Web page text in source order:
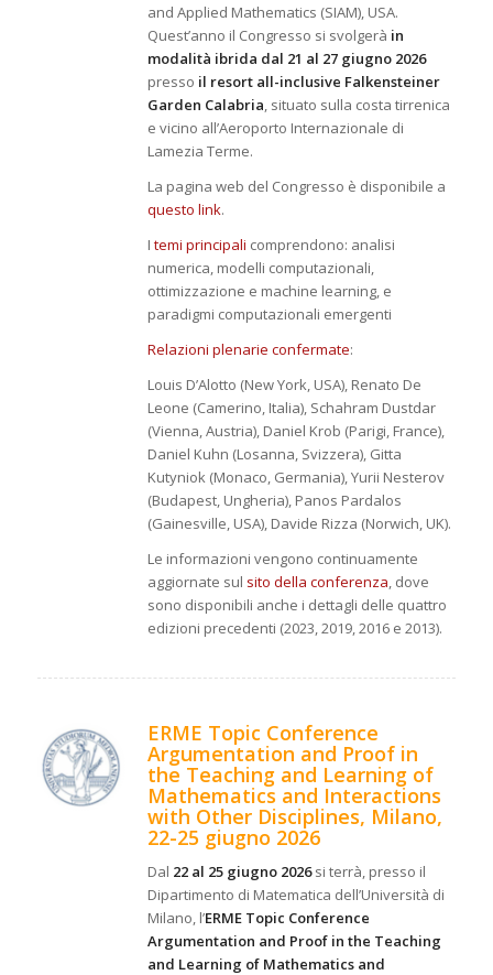
and Applied Mathematics (SIAM), USA.
Quest’anno il Congresso si svolgerà in
modalità ibrida dal 21 al 27 giugno 2026
presso il resort all-inclusive Falkensteiner
Garden Calabria, situato sulla costa tirrenica
e vicino all’Aeroporto Internazionale di
Lamezia Terme.
La pagina web del Congresso è disponibile a
questo link.
I temi principali comprendono: analisi
numerica, modelli computazionali,
ottimizzazione e machine learning, e
paradigmi computazionali emergenti
Relazioni plenarie confermate:
Louis D’Alotto (New York, USA), Renato De
Leone (Camerino, Italia), Schahram Dustdar
(Vienna, Austria), Daniel Krob (Parigi, France),
Daniel Kuhn (Losanna, Svizzera), Gitta
Kutyniok (Monaco, Germania), Yurii Nesterov
(Budapest, Ungheria), Panos Pardalos
(Gainesville, USA), Davide Rizza (Norwich, UK).
Le informazioni vengono continuamente
aggiornate sul sito della conferenza, dove
sono disponibili anche i dettagli delle quattro
edizioni precedenti (2023, 2019, 2016 e 2013).
ERME Topic Conference
Argumentation and Proof in
the Teaching and Learning of
Mathematics and Interactions
with Other Disciplines, Milano,
22-25 giugno 2026
Dal 22 al 25 giugno 2026si terrà, presso il
Dipartimento di Matematica dell’Università di
Milano, l’ERME Topic Conference
Argumentation and Proof in the Teaching
and Learning of Mathematics and